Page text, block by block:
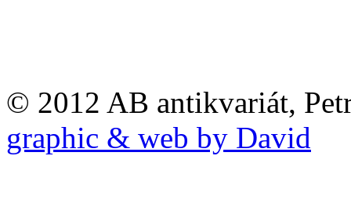
© 2012 AB antikvariát,
graphic & web by David